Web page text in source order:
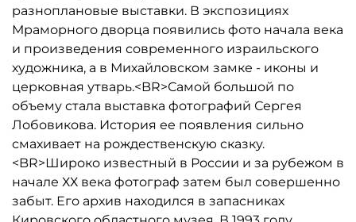
разноплановые выставки. В экспозициях
Мраморного дворца появились фото начала века
и произведения современного израильского
художника, а в Михайловском замке - иконы и
церковная утварь.<BR>Самой большой по
объему стала выставка фотографий Сергея
Лобовикова. История ее появления сильно
смахивает на рождественскую сказку.
<BR>Широко известный в России и за рубежом в
начале ХХ века фотограф затем был совершенно
забыт. Его архив находился в запасниках